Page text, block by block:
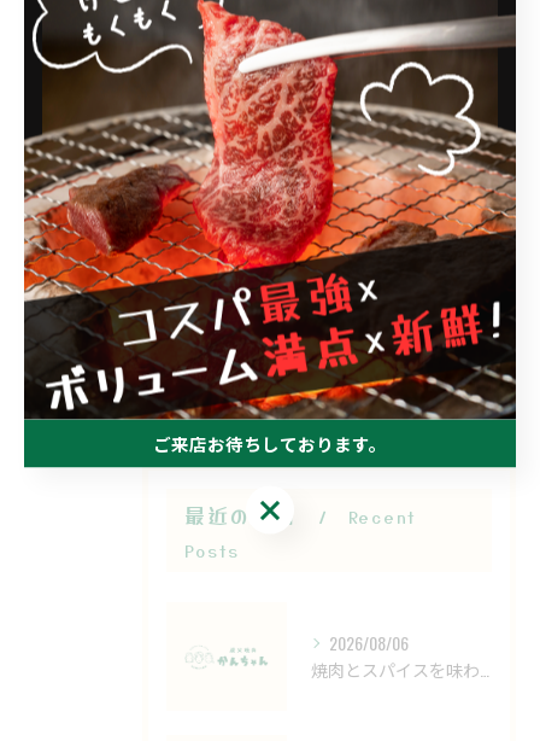
焼肉を自宅で三重県流に楽しむための本格
レシピとコツまとめ
2026/02/01
焼肉をアレンジして三重県の味を家庭で再現
するコツと本格レシピ集
2026/01/31
1 ... 14 15 16 ... 21
最近の投稿
Recent
Posts
2026/08/06
ご来店お待ちしております。
ご来店お待ちしております。